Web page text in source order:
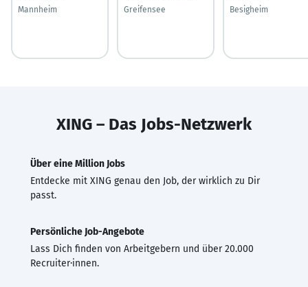
Mannheim
Greifensee
Besigheim
XING – Das Jobs-Netzwerk
Über eine Million Jobs
Entdecke mit XING genau den Job, der wirklich zu Dir
passt.
Persönliche Job-Angebote
Lass Dich finden von Arbeitgebern und über 20.000
Recruiter·innen.